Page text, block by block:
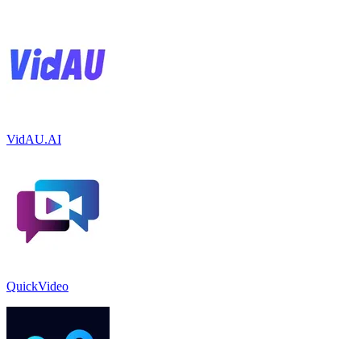
VidAU.AI
QuickVideo